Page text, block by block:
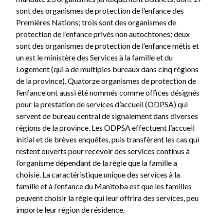
sont des organismes de protection de l’enfance des
Premières Nations; trois sont des organismes de
protection de l’enfance privés non autochtones; deux
sont des organismes de protection de l’enfance métis et
un est le ministère des Services à la famille et du
Logement (qui a de multiples bureaux dans cinq régions
de la province). Quatorze organismes de protection de
l’enfance ont aussi été nommés comme offices désignés
pour la prestation de services d’accueil (ODPSA) qui
servent de bureau central de signalement dans diverses
régions de la province. Les ODPSA effectuent l’accueil
initial et de brèves enquêtes, puis transfèrent les cas qui
restent ouverts pour recevoir des services continus à
l’organisme dépendant de la régie que la famille a
choisie. La caractéristique unique des services à la
famille et à l’enfance du Manitoba est que les familles
peuvent choisir la régie qui leur offrira des services, peu
importe leur région de résidence.